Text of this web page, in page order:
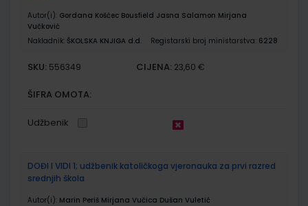
Autor(i): Gordana Košćec Bousfield Jasna Salamon Mirjana
Vučković
Nakladnik: ŠKOLSKA KNJIGA d.d. Registarski broj ministarstva: 6228
SKU: 556349 CIJENA: 23,60 €
ŠIFRA OMOTA:
Udžbenik
DOĐI I VIDI 1; udžbenik katoličkoga vjeronauka za prvi razred
srednjih škola
Autor(i): Marin Periš Mirjana Vučica Dušan Vuletić